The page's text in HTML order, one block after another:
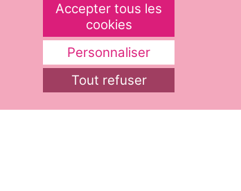
moelleuses, ajoutez le
votre pâte à galettes
Accepter tous les
cookies
Personnaliser
Tout refuser